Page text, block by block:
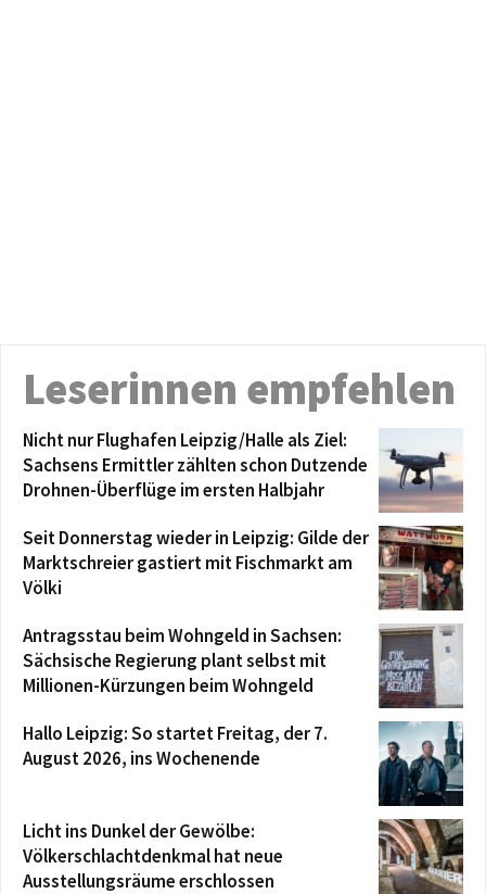
Leserinnen empfehlen
Nicht nur Flughafen Leipzig/Halle als Ziel:
Sachsens Ermittler zählten schon Dutzende
Drohnen-Überflüge im ersten Halbjahr
Seit Donnerstag wieder in Leipzig: Gilde der
Marktschreier gastiert mit Fischmarkt am
Völki
Antragsstau beim Wohngeld in Sachsen:
Sächsische Regierung plant selbst mit
Millionen-Kürzungen beim Wohngeld
Hallo Leipzig: So startet Freitag, der 7.
August 2026, ins Wochenende
Licht ins Dunkel der Gewölbe:
Völkerschlachtdenkmal hat neue
Ausstellungsräume erschlossen